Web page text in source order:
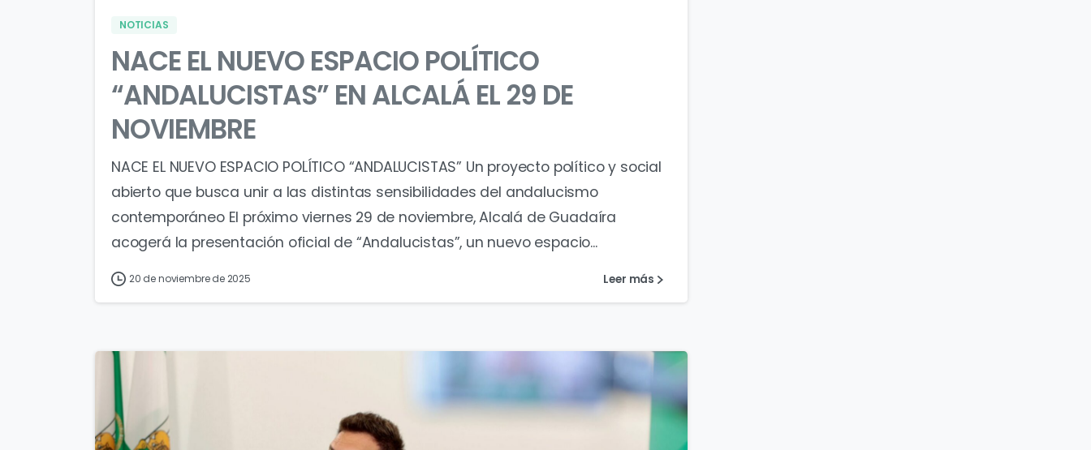
NOTICIAS
NACE EL NUEVO ESPACIO POLÍTICO
“ANDALUCISTAS” EN ALCALÁ EL 29 DE
NOVIEMBRE
NACE EL NUEVO ESPACIO POLÍTICO “ANDALUCISTAS” Un proyecto político y social
abierto que busca unir a las distintas sensibilidades del andalucismo
contemporáneo El próximo viernes 29 de noviembre, Alcalá de Guadaíra
acogerá la presentación oficial de “Andalucistas”, un nuevo espacio...
20 de noviembre de 2025 Leer más